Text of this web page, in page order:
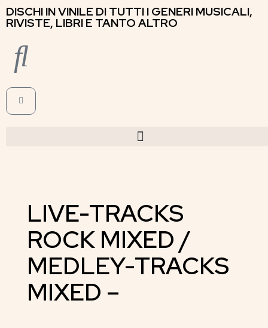
DISCHI IN VINILE DI TUTTI I GENERI MUSICALI,
RIVISTE, LIBRI E TANTO ALTRO
LIVE-TRACKS
ROCK MIXED /
MEDLEY-TRACKS
MIXED –